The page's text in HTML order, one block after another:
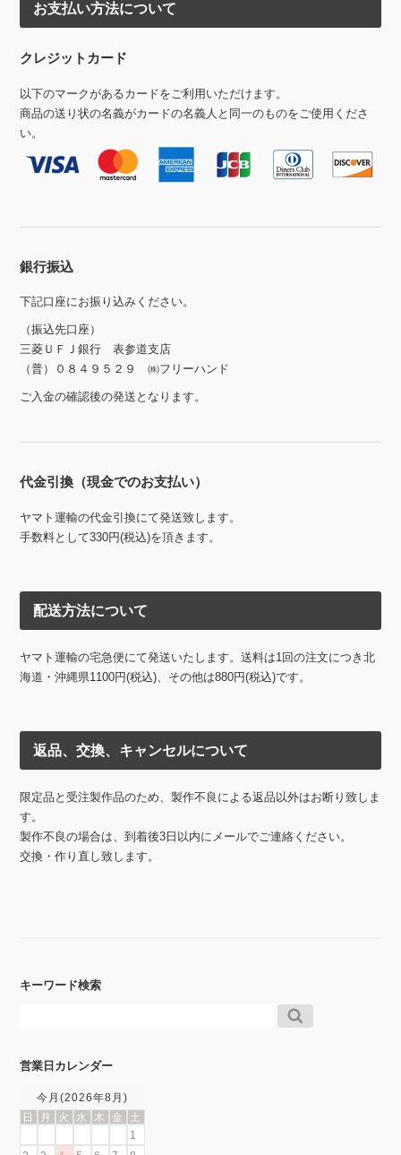
お支払い方法について
クレジットカード
以下のマークがあるカードをご利用いただけます。
商品の送り状の名義がカードの名義人と同一のものをご使用くださ
い。
銀行振込
下記口座にお振り込みください。
（振込先口座）
三菱ＵＦＪ銀行 表参道支店
（普）０８４９５２９ ㈱フリーハンド
ご入金の確認後の発送となります。
代金引換（現金でのお支払い）
ヤマト運輸の代金引換にて発送致します。
手数料として330円(税込)を頂きます。
配送方法について
ヤマト運輸の宅急便にて発送いたします。送料は1回の注文につき北
海道・沖縄県1100円(税込)、その他は880円(税込)です。
返品、交換、キャンセルについて
限定品と受注製作品のため、製作不良による返品以外はお断り致しま
す。
製作不良の場合は、到着後3日以内にメールでご連絡ください。
交換・作り直し致します。
キーワード検索
営業日カレンダー
今月(2026年8月)
日
月 火 水 木 金
土
1